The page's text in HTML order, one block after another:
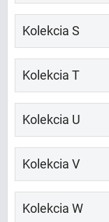
Kolekcia S
Kolekcia T
Kolekcia U
Kolekcia V
Kolekcia W